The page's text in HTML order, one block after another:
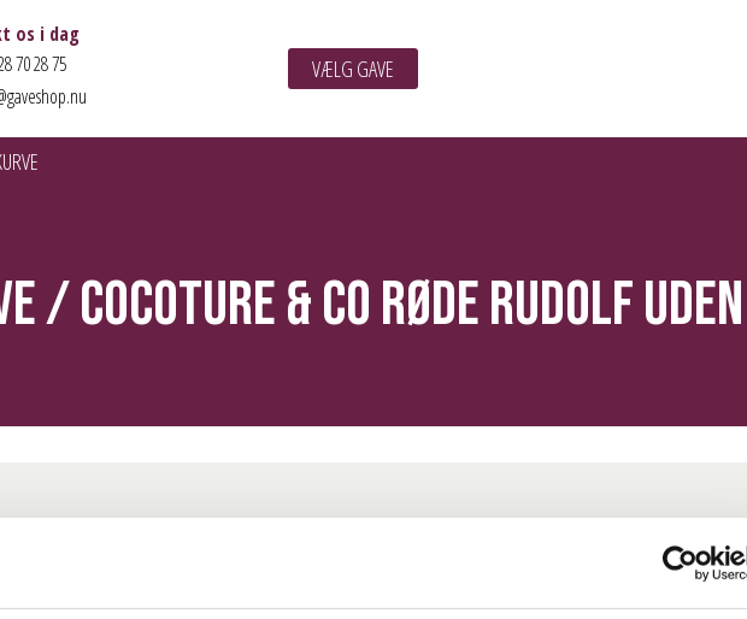
os i dag
70 28 75
VÆLG GAVE
/Cocoture & Co Røde Rudolf
Cocoture & Co Røde Rudolf uden alkohol
400,00DKK